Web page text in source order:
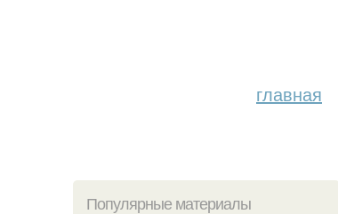
главная
Популярные материалы